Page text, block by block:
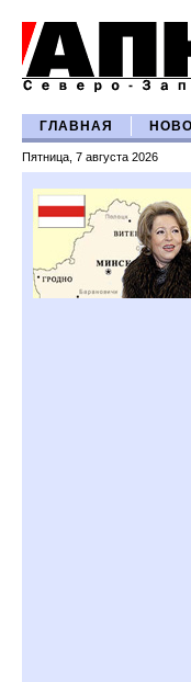
ГЛАВНАЯ
Пятница, 7 августа 2026